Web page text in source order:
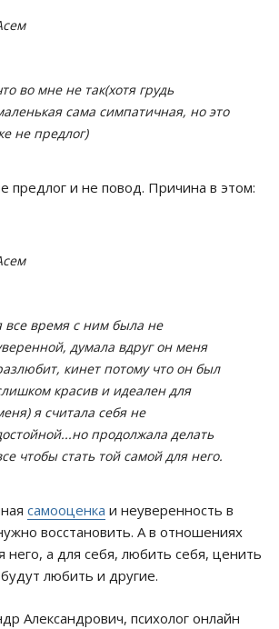
во мне не так(хотя грудь
сама симпатичная, но это
не предлог)
предлог и не повод. Причина в этом:
все время с ним была не
думала вдруг он меня
кинет потому что он был
красив и идеален для
я считала себя не
продолжала делать
чтобы стать той самой для него.
самооценка и неуверенность в
восстановить. А в отношениях
него, а для себя, любить себя, ценить
любить и другие.
Александрович, психолог онлайн